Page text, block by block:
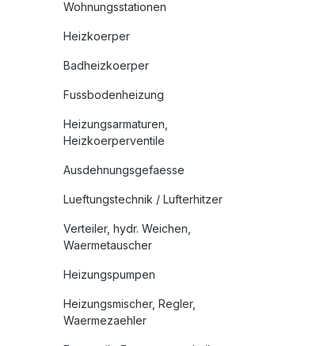
Wohnungsstationen
Heizkoerper
Badheizkoerper
Fussbodenheizung
Heizungsarmaturen,
Heizkoerperventile
Ausdehnungsgefaesse
Lueftungstechnik / Lufterhitzer
Verteiler, hydr. Weichen,
Waermetauscher
Heizungspumpen
Heizungsmischer, Regler,
Waermezaehler